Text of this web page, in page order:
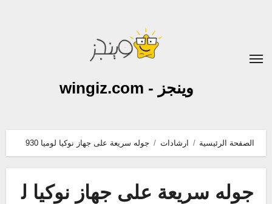
وينجز - wingiz.com
الصفحة الرئيسية ارشادات جوله سريعة على جهاز نوكيا لوميا 930
جوله سريعة على جهاز نوكيا ل